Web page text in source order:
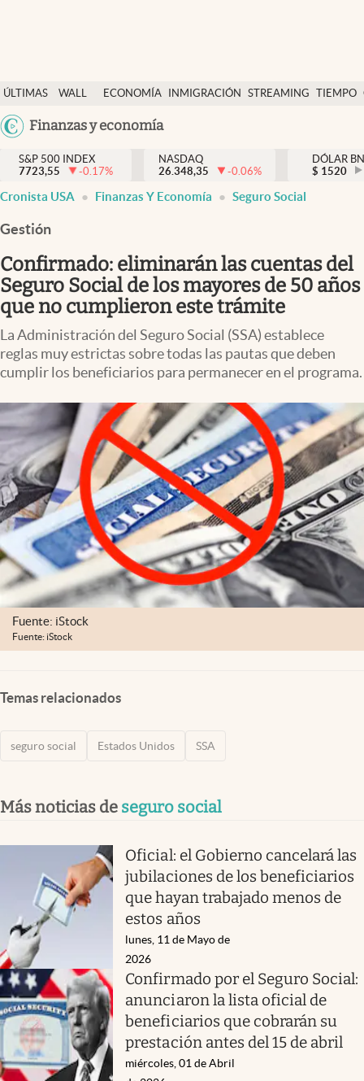
ÚLTIMAS
NOTICIAS
WALL
DÓLAR
ECONOMÍA INMIGRACIÓN STREAMING TIEMPO
México
Finanzas y economía
Finanzas y economía
Wall Street y dólar
Inmigración
Espiritual
Streaming
PC y mobile
Lifestyle
USA
S&P 500 INDEX
7723,55
-0.17%
NASDAQ
26.348,35
-0.06%
DÓLAR
$ 1520
Cronista USA Finanzas Y Economía Seguro Social
Gestión
Confirmado: eliminarán las cuentas del
Seguro Social de los mayores de 50 años
que no cumplieron este trámite
La Administración del Seguro Social (SSA) establece
reglas muy estrictas sobre todas las pautas que deben
cumplir los beneficiarios para permanecer en el programa.
Fuente: iStock
Fuente: iStock
Temas relacionados
seguro social Estados Unidos SSA
Más noticias de seguro social
Oficial: el Gobierno cancelará las
jubilaciones de los beneficiarios
que hayan trabajado menos de
estos años
lunes, 11 de Mayo de
2026
Confirmado por el Seguro Social:
anunciaron la lista oficial de
beneficiarios que cobrarán su
prestación antes del 15 de abril
miércoles, 01 de Abril